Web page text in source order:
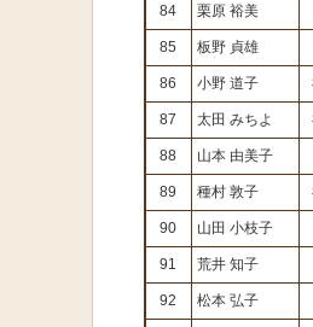
84 栗原 裕美
85 板野 貞雄
86 小野 道子
87 太田 みちよ
88 山本 由美子
89 種村 敦子
90 山田 小枝子
91 荒井 知子
92 松本 弘子